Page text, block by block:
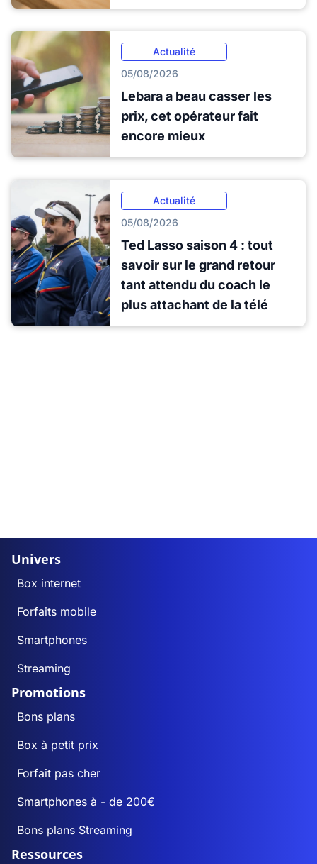
Actualité
05/08/2026
Lebara a beau casser les
prix, cet opérateur fait
encore mieux
Actualité
05/08/2026
Ted Lasso saison 4 : tout
savoir sur le grand retour
tant attendu du coach le
plus attachant de la télé
Univers
Box internet
Forfaits mobile
Smartphones
Streaming
Promotions
Bons plans
Box à petit prix
Forfait pas cher
Smartphones à - de 200€
Bons plans Streaming
Ressources